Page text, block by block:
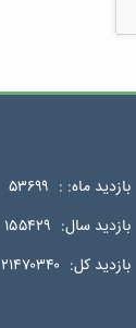
بازدید ماه: : ۵۳۶۹۹
بازدید سال: ۱۵۵۴۲۹
بازدید کل: ۲۱۴۷۰۳۴۰